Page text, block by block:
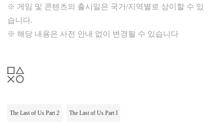
※ 게임 및 콘텐츠의 출시일은 국가/지역별로 상이할 수 있
습니다.
※ 해당 내용은 사전 안내 없이 변경될 수 있습니다
The Last of Us Part 2 The Last of Us Part I